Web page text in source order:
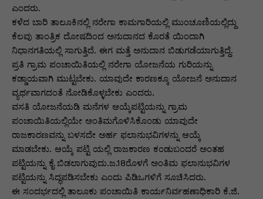
ಎಂದರು.
ಕಳೆದ ಬಾರಿ ತಾಲೂಕಿನಲ್ಲಿ ನರೇಗಾ ಕಾಮಗಾರಿಯಲ್ಲಿ ಮುಂಚೂಣಿಯಲ್ಲಿದ್ದು
ಕೆಲವು ತಾಂತ್ರಿಕ ದೋಷದಿಂದ ಅನುದಾನದ ಕೊರತೆ ಯಿಂದಾಗಿ
ನಿಧಾನಗತಿಯಲ್ಲಿ ಸಾಗುತ್ತಿದೆ. ಈಗ ಮತ್ತೆ ಅನುದಾನ ಬಿಡುಗಡೆಯಾಗುತ್ತಿದ್ದೆ.
ಪ್ರತಿ ಗ್ರಾಮ ಪಂಚಾಯಿತಿಯಲ್ಲಿ ನರೇಗಾ ಯೋಜನೆಯ ಗುರಿಯನ್ನು
ಕಡ್ಡಾಯವಾಗಿ ಮುಟ್ಟಬೇಕು. ಯಾವುದೇ ಕಾರಣಕ್ಕೂ ಯೋಜನೆ ಅನುದಾನ
ವ್ಯರ್ಥವಾಗದಂತೆ ನೋಡಿಕೊಳ್ಳಬೇಕು ಎಂದರು.
ವಸತಿ ಯೋಜನೆಯಡಿ ಮನೆಗಳ ಆಯ್ಕೆಪಟ್ಟಿಯನ್ನು ಗ್ರಾಮ
ಪಂಚಾಯಿತಿಯಲ್ಲಿಯೇ ಅಂತಿಮಗೊಳಿಸಿಕೊಂಡು ಯಾವುದೇ
ರಾಜಕಾರಣವನ್ನು ಬಳಸದೇ ಅರ್ಹ ಫಲಾನುಭವಿಗಳನ್ನು ಆಯ್ಕೆ
ಮಾಡಬೇಕು. ಆಯ್ಕೆ ಪಟ್ಟಿ ಯಲ್ಲಿ ರಾಜಕಾರಣ ಕಂಡುಬಂದರೆ ಅಂತಹ
ಪಟ್ಟಿಯನ್ನು ಕೈ ಬಿಡಲಾಗುವುದು.ಜ.18ರೊಳಗೆ ಅಂತಿಮ ಫಲಾನುಭವಿಗಳ
ಪಟ್ಟಿಯನ್ನು ಸಿದ್ಧಪಡಿಸಬೇಕು ಎಂದು ಪಿಡಿಒಗಳಿಗೆ ಸೂಚಿಸಿದರು.
ಈ ಸಂದರ್ಭದಲ್ಲಿ ತಾಲೂಕು ಪಂಚಾಯಿತಿ ಕಾರ್ಯನಿರ್ವಹಣಾಧಿಕಾರಿ ಕೆ.ಜಿ.